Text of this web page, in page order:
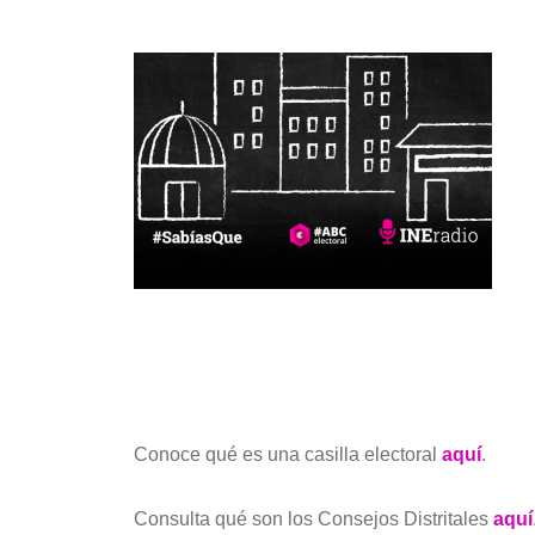
Conoce qué es una casilla electoral aquí.
Consulta qué son los Consejos Distritales aquí.